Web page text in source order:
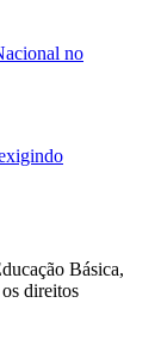
no
Básica,
direitos